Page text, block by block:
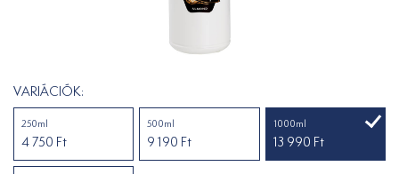
VARIÁCIÓK:
250ml
4 750 Ft
500ml
9 190 Ft
1000ml
13 990 Ft